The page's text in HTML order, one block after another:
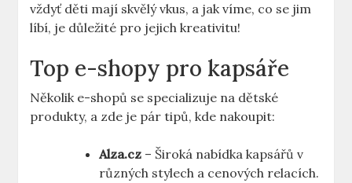
vždyť děti mají skvělý vkus, a jak víme, co se jim
líbí, je důležité pro jejich kreativitu!
Top e-shopy pro kapsáře
Několik e-shopů se specializuje na dětské
produkty, a zde je pár tipů, kde nakoupit:
Alza.cz – Široká nabídka kapsářů v
různých stylech a cenových relacích.